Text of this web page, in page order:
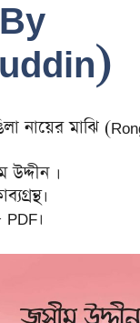
নায়ের মাঝি
উদ্দীন ।